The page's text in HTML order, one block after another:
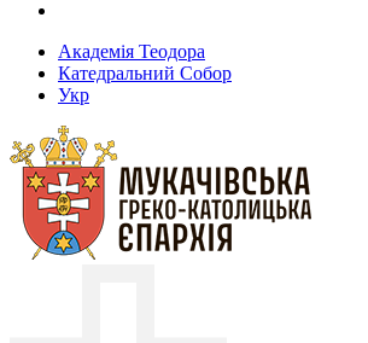
Академія Теодора
Катедральний Собор
Укр